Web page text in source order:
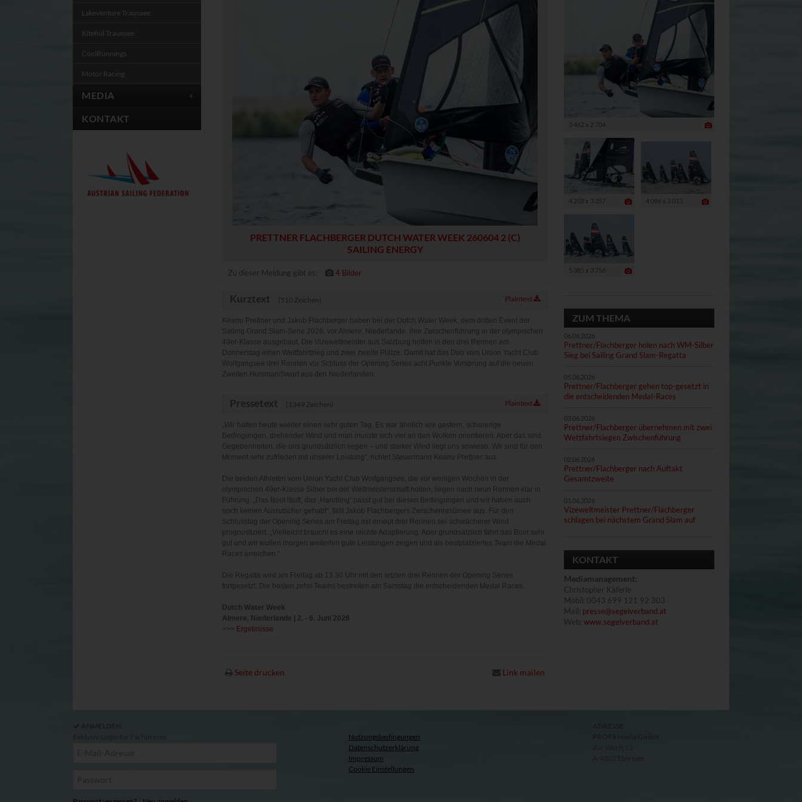
Lakeventure Traunsee
Kitefoil Traunsee
CoolRunnings
Motor Racing
MEDIA
KONTAKT
PRETTNER FLACHBERGER DUTCH WATER WEEK 260604 2 (C)
SAILING ENERGY
Zu dieser Meldung gibt es: 4 Bilder
Kurztext (510 Zeichen) Plaintext
Keanu Prettner und Jakob Flachberger haben bei der Dutch Water Week, dem dritten Event der
Sailing Grand Slam-Serie 2026, vor Almere, Niederlande, ihre Zwischenführung in der olympischen
49er-Klasse ausgebaut. Die Vizeweltmeister aus Salzburg holten in den drei Rennen am
Donnerstag einen Wettfahrtsieg und zwei zweite Plätze. Damit hat das Duo vom Union Yacht Club
Wolfgangsee drei Rennen vor Schluss der Opening Series acht Punkte Vorsprung auf die neuen
Zweiten Huisman/Swart aus den Niederlanden.
Pressetext (1349 Zeichen) Plaintext
„Wir hatten heute wieder einen sehr guten Tag. Es war ähnlich wie gestern, schwierige
Bedingungen, drehender Wind und man musste sich viel an den Wolken orientieren. Aber das sind
Gegebenheiten, die uns grundsätzlich liegen – und starker Wind liegt uns sowieso. Wir sind für den
Moment sehr zufrieden mit unserer Leistung“, richtet Steuermann Keanu Prettner aus.
Die beiden Athleten vom Union Yacht Club Wolfgangsee, die vor wenigen Wochen in der
olympischen 49er-Klasse Silber bei der Weltmeisterschaft holten, liegen nach neun Rennen klar in
Führung. „Das Boot läuft, das ‚Handling‘ passt gut bei diesen Bedingungen und wir haben auch
noch keinen Ausrutscher gehabt“, fällt Jakob Flachbergers Zwischenresümee aus. Für den
Schlusstag der Opening Series am Freitag mit erneut drei Rennen sei schwächerer Wind
prognostiziert. „Vielleicht braucht es eine leichte Adaptierung. Aber grundsätzlich fährt das Boot sehr
gut und wir wollen morgen weiterhin gute Leistungen zeigen und als bestplatziertes Team die Medal
Races erreichen.“
Die Regatta wird am Freitag ab 13.30 Uhr mit den letzten drei Rennen der Opening Series
fortgesetzt. Die besten zehn Teams bestreiten am Samstag die entscheidenden Medal Races.
Dutch Water Week
Almere, Niederlande | 2. - 6. Juni 2026
>>> Ergebnisse
Seite drucken Link mailen
3 462 x 2 704
4 258 x 3 357 4 096 x 3 013
5 385 x 3 756
ZUM THEMA
06.06.2026
Prettner/Flachberger holen nach WM-Silber
Sieg bei Sailing Grand Slam-Regatta
05.06.2026
Prettner/Flachberger gehen top-gesetzt in
die entscheidenden Medal-Races
03.06.2026
Prettner/Flachberger übernehmen mit zwei
Wettfahrtsiegen Zwischenführung
02.06.2026
Prettner/Flachberger nach Auftakt
Gesamtzweite
01.06.2026
Vizeweltmeister Prettner/Flachberger
schlagen bei nächstem Grand Slam auf
KONTAKT
Mediamanagement:
Christopher Käferle
Mobil: 0043 699 121 92 303
Mail: presse@segelverband.at
Web: www.segelverband.at
Nutzungsbedingungen
Datenschutzerklärung
Impressum
Cookie Einstellungen
Datenschutzerklärung des Anbieters
youtube.com
https://policies.google.com/privacy?hl=de
youtube-nocookie.com
Powrio blendet neue Beiträge aus unseren Kanälen auf sozialen Medien ein.
Datenschutzerklärung des Anbieters
https://www.powr.io/privacy
www.powrio.com
Cookies der eingeblendeten sozialen Medien werden gesetzt